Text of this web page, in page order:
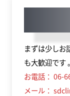
まずは少しお
も大歓迎です 。
お電話： 06-
メール：